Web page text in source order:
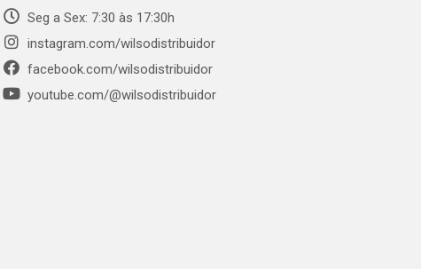
Seg a Sex: 7:30 às 17:30h
instagram.com/wilsodistribuidor
facebook.com/wilsodistribuidor
youtube.com/@wilsodistribuidor